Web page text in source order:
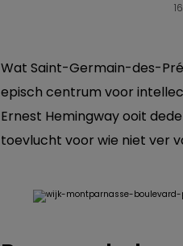
Wat Saint-Germain-des-
episch centrum voor
Ernest Hemingway ooit
toevlucht voor wie niet ver